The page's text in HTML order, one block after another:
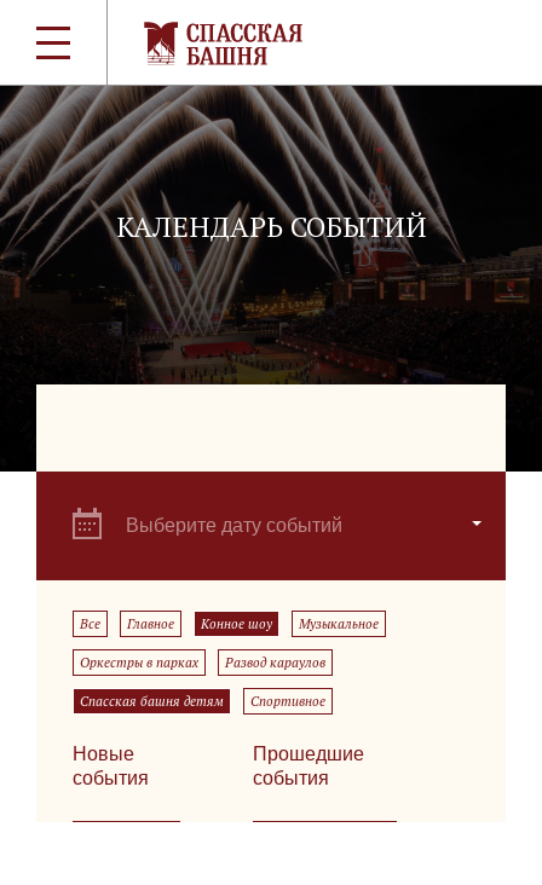
КАЛЕНДАРЬ СОБЫТИЙ
Выберите дату событий
Все Главное Конное шоу Музыкальное
Оркестры в парках Развод караулов
Спасская башня детям Спортивное
Новые
события
Прошедшие
события